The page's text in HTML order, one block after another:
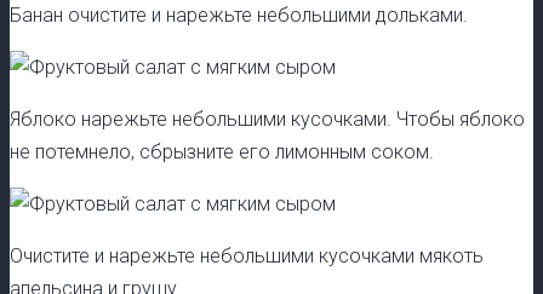
Банан очистите и нарежьте небольшими дольками.
Яблоко нарежьте небольшими кусочками. Чтобы яблоко
не потемнело, сбрызните его лимонным соком.
Очистите и нарежьте небольшими кусочками мякоть
апельсина и грушу.